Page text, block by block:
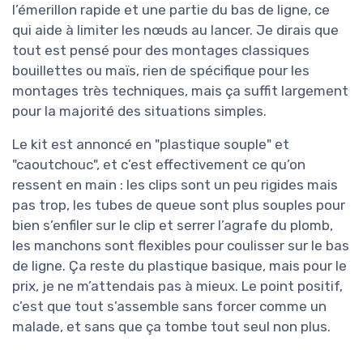
l’émerillon rapide et une partie du bas de ligne, ce
qui aide à limiter les nœuds au lancer. Je dirais que
tout est pensé pour des montages classiques
bouillettes ou maïs, rien de spécifique pour les
montages très techniques, mais ça suffit largement
pour la majorité des situations simples.
Le kit est annoncé en "plastique souple" et
"caoutchouc", et c’est effectivement ce qu’on
ressent en main : les clips sont un peu rigides mais
pas trop, les tubes de queue sont plus souples pour
bien s’enfiler sur le clip et serrer l’agrafe du plomb,
les manchons sont flexibles pour coulisser sur le bas
de ligne. Ça reste du plastique basique, mais pour le
prix, je ne m’attendais pas à mieux. Le point positif,
c’est que tout s’assemble sans forcer comme un
malade, et sans que ça tombe tout seul non plus.